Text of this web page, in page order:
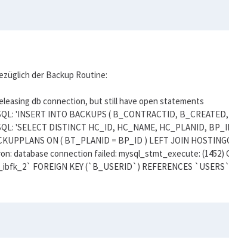
der Backup Routine:
db connection, but still have open statements
'INSERT INTO BACKUPS ( B_CONTRACTID,
'SELECT DISTINCT HC_ID, HC_NAME, HC_PLANID,
ON ( BT_PLANID = BP_ID ) LEFT JOIN
database connection failed: mysql_stmt_execute:
FOREIGN KEY (`B_USERID`) REFERENCES